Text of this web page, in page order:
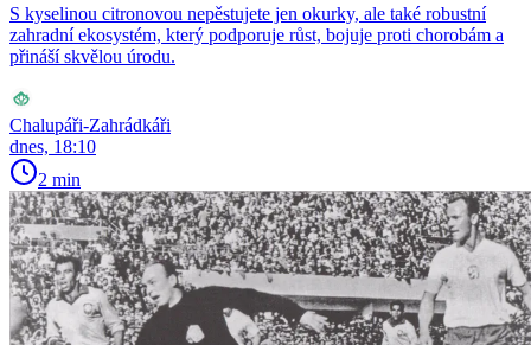
S kyselinou citronovou nepěstujete jen okurky, ale také robustní
zahradní ekosystém, který podporuje růst, bojuje proti chorobám a
přináší skvělou úrodu.
Chalupáři-Zahrádkáři
dnes, 18:10
2 min